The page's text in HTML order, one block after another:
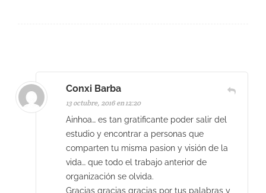
Conxi Barba
13 octubre, 2016 en 12:20
Ainhoa… es tan gratificante poder salir del
estudio y encontrar a personas que
comparten tu misma pasion y visión de la
vida… que todo el trabajo anterior de
organización se olvida.
Gracias gracias gracias por tus palabras y